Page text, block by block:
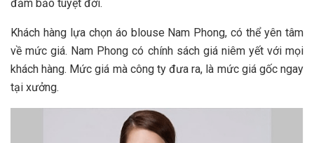
đảm bảo tuyệt đời.
Khách hàng lựa chọn áo blouse Nam Phong, có thể yên tâm
về mức giá. Nam Phong có chính sách giá niêm yết với mọi
khách hàng. Mức giá mà công ty đưa ra, là mức giá gốc ngay
tại xưởng.